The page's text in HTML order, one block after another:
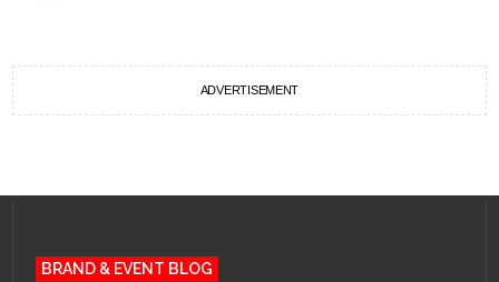
ADVERTISEMENT
BRAND & EVENT BLOG